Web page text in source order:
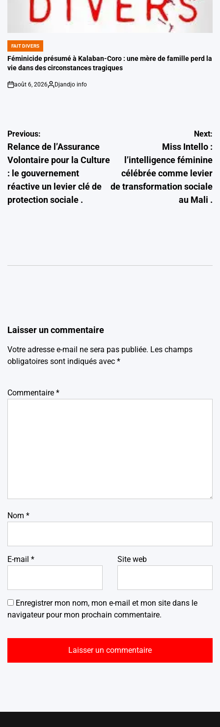
POSTED
IN
FAIT DIVERS
Féminicide présumé à Kalaban-Coro : une mère de famille perd la
vie dans des circonstances tragiques
on
août 6, 2026
Posted
Djandjo info
Navigation
de
l’article
Previous:
Relance de l’Assurance
Volontaire pour la Culture
: le gouvernement
réactive un levier clé de
protection sociale .
Next:
Miss Intello :
l’intelligence féminine
célébrée comme levier
de transformation sociale
au Mali .
Laisser un commentaire
Votre adresse e-mail ne sera pas publiée. Les champs
obligatoires sont indiqués avec *
Commentaire *
Nom *
E-mail * Site web
Enregistrer mon nom, mon e-mail et mon site dans le
navigateur pour mon prochain commentaire.